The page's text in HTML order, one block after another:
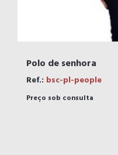
Polo de senhora
Ref.: bsc-pl-people
Preço sob consulta